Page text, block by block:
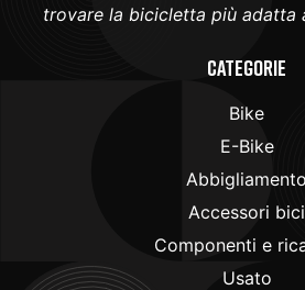
trovare la bicicletta più adatta
Categorie
Bike
E-Bike
Abbigliamento
Accessori bici
Componenti e
Usato